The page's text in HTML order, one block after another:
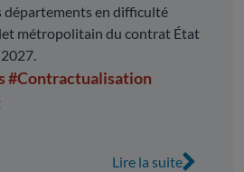
départements en difficulté
métropolitain du contrat État
#Contractualisation
Lire la suite